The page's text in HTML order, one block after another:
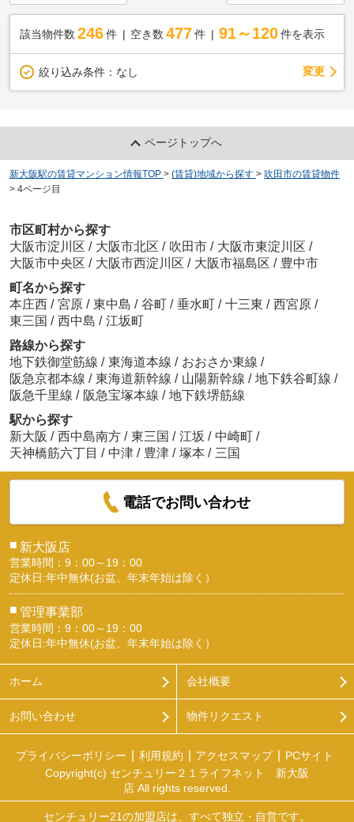
該当物件数 246件 空き数 477 件 91～120 件を表示
絞り込み条件： なし 変更
ページトップへ
新大阪駅の賃貸マンション情報TOP > (賃貸)地域から探す > 吹田市の賃貸物件
> 4ページ目
市区町村から探す
大阪市淀川区 / 大阪市北区 / 吹田市 / 大阪市東淀川区 /
大阪市中央区 / 大阪市西淀川区 / 大阪市福島区 / 豊中市
町名から探す
本庄西 / 宮原 / 東中島 / 谷町 / 垂水町 / 十三東 / 西宮原 /
東三国 / 西中島 / 江坂町
路線から探す
地下鉄御堂筋線 / 東海道本線 / おおさか東線 /
阪急京都本線 / 東海道新幹線 / 山陽新幹線 / 地下鉄谷町線 /
阪急千里線 / 阪急宝塚本線 / 地下鉄堺筋線
駅から探す
新大阪 / 西中島南方 / 東三国 / 江坂 / 中崎町 /
天神橋筋六丁目 / 中津 / 豊津 / 塚本 / 三国
電話でお問い合わせ
■ 新大阪店
営業時間：9：00～19：00
定休日:年中無休(お盆、年末年始は除く）
■ 管理事業部
営業時間：9：00～19：00
定休日:年中無休(お盆、年末年始は除く）
ホーム 会社概要
お問い合わせ 物件リクエスト
プライバシーポリシー 利用規約 アクセスマップ
PCサイト
Copyright(c) センチュリー２１ライフネット 新大阪
店 All rights reserved.
センチュリー21の加盟店は、すべて独立・自営です。